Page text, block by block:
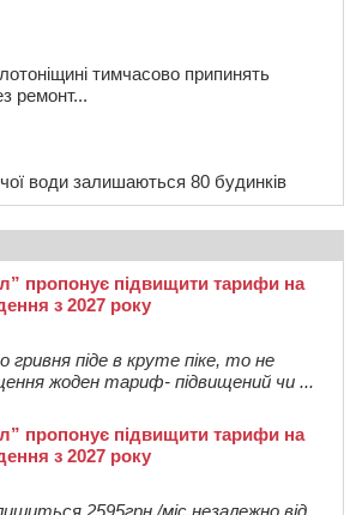
тимчасово припинять
ремонт...
води залишаються 80 будинків
пропонує підвищити тарифи на
з 2027 року
гривня піде в круте піке, то не
жоден тариф- підвищений чи ...
пропонує підвищити тарифи на
з 2027 року